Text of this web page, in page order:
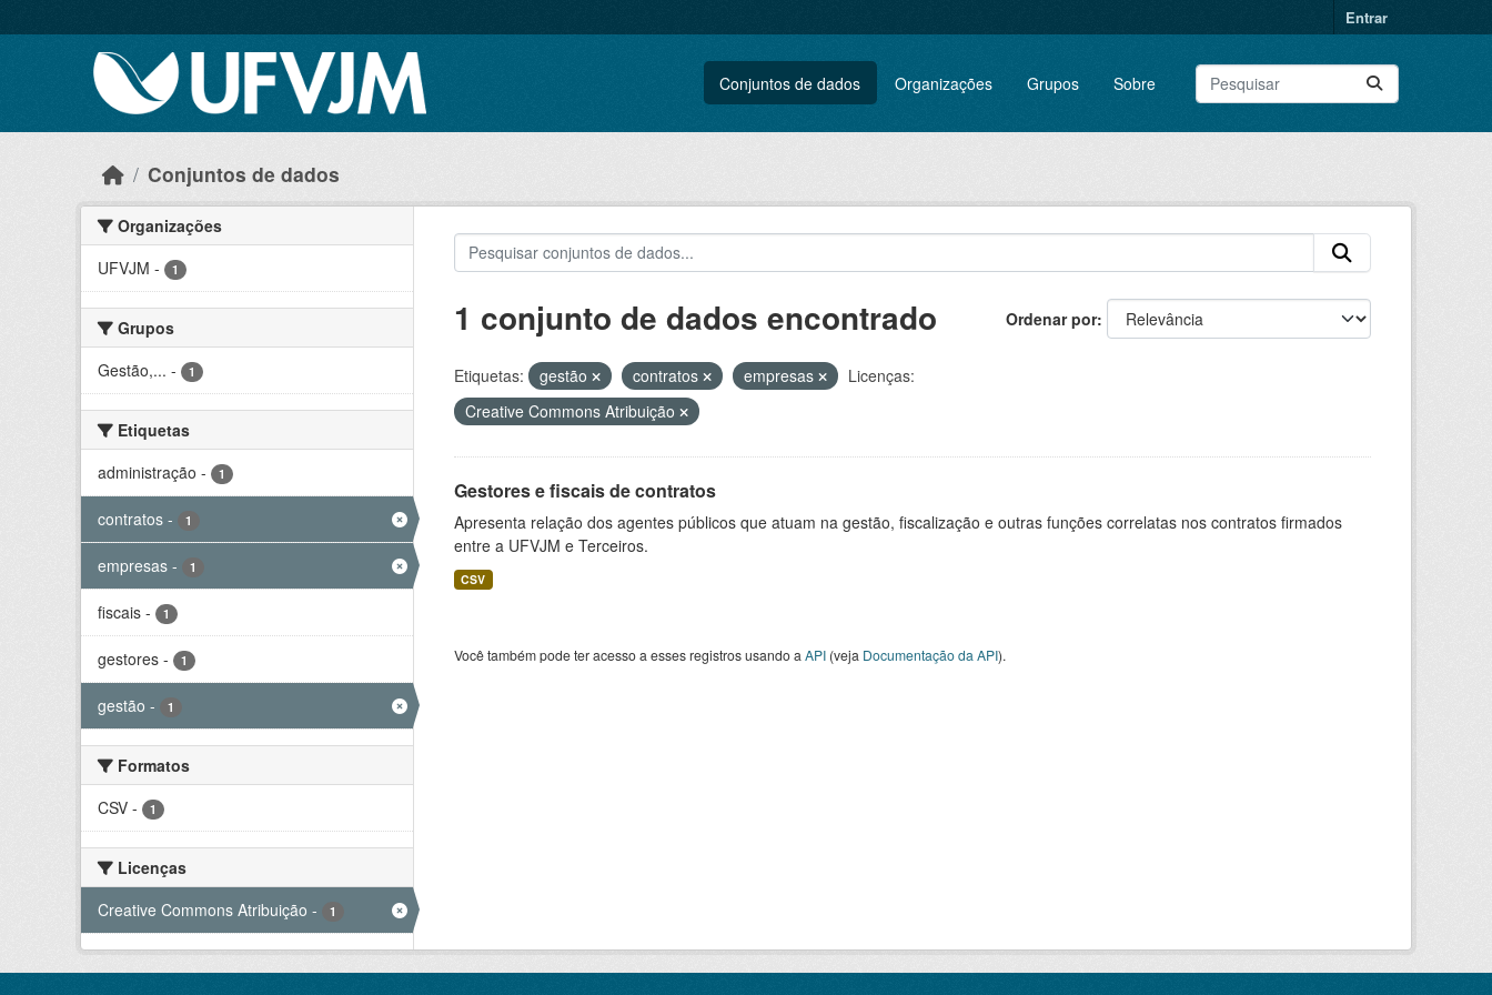
Entrar
Conjuntos de dados Organizações Grupos Sobre
Conjuntos de dados
Organizações
UFVJM - 1
Grupos
Gestão,... - 1
Etiquetas
administração - 1
contratos - 1
empresas - 1
fiscais - 1
gestores - 1
gestão - 1
Formatos
CSV - 1
Licenças
Creative Commons Atribuição - 1
Ordenar por
1 conjunto de dados encontrado
Etiquetas: gestão contratos empresas
Licenças:
Creative Commons Atribuição
Gestores e fiscais de contratos
Apresenta relação dos agentes públicos que atuam na gestão, fiscalização e outras funções correlatas nos contratos firmados
entre a UFVJM e Terceiros.
CSV
Você também pode ter acesso a esses registros usando a API(veja Documentação da API).